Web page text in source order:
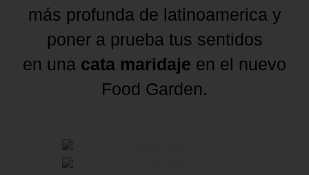
más profunda de latinoamerica y
poner a prueba tus sentidos
en una cata maridaje en el nuevo
Food Garden.